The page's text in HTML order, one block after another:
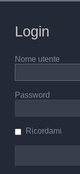
Login
Nome utente
Password
Ricordami